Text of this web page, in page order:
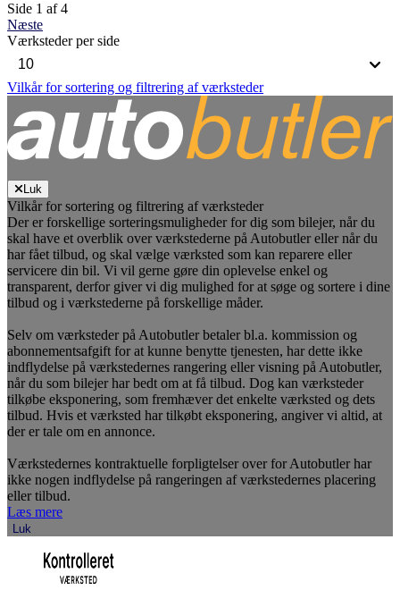
Side 1 af 4
Næste
Værksteder per side
Vilkår for sortering og filtrering af værksteder
Luk
Vilkår for sortering og filtrering af værksteder
Der er forskellige sorteringsmuligheder for dig som bilejer, når du
skal have et overblik over værkstederne på Autobutler eller når du
har fået tilbud, og skal vælge værksted som kan reparere eller
servicere din bil. Vi vil gerne gøre din oplevelse enkel og
transparent, derfor giver vi dig mulighed for at søge og sortere i dine
tilbud og i værkstederne på forskellige måder.
Selv om værksteder på Autobutler betaler bl.a. kommission og
abonnementsafgift for at kunne benytte tjenesten, har dette ikke
indflydelse på værkstedernes rangering eller visning på Autobutler,
når du som bilejer har bedt om at få tilbud. Dog kan værksteder
tilkøbe eksponering, som fremhæver det enkelte værksted og dets
tilbud. Hvis et værksted har tilkøbt eksponering, angiver vi altid, at
der er tale om en annonce.
Værkstedernes kontraktuelle forpligtelser over for Autobutler har
ikke nogen indflydelse på rangeringen af værkstedernes placering
eller tilbud.
Læs mere
Luk